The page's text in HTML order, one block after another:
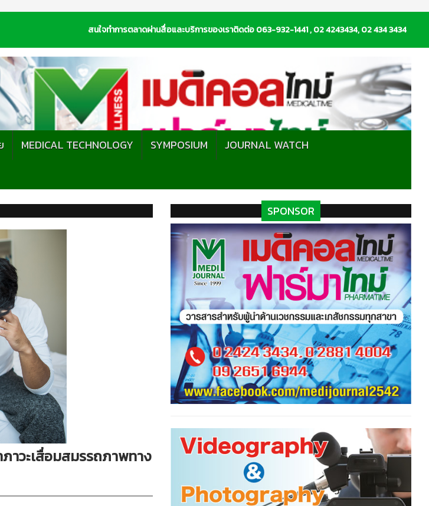
สนใจทำการตลาดผ่านสื่อและบริการของเราติดต่อ 063-932-1441 , 02 4243434, 02 434 3434
MEDICAL TECHNOLOGY SYMPOSIUM
JOURNAL WATCH
าวะเสื่อมสมรรถภาพทาง
SPONSOR